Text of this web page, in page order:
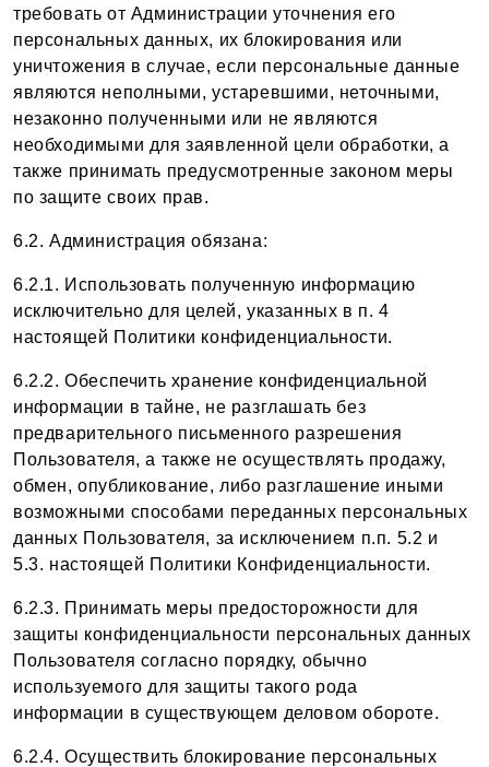
требовать от Администрации уточнения его
персональных данных, их блокирования или
уничтожения в случае, если персональные данные
являются неполными, устаревшими, неточными,
незаконно полученными или не являются
необходимыми для заявленной цели обработки, а
также принимать предусмотренные законом меры
по защите своих прав.
6.2. Администрация обязана:
6.2.1. Использовать полученную информацию
исключительно для целей, указанных в п. 4
настоящей Политики конфиденциальности.
6.2.2. Обеспечить хранение конфиденциальной
информации в тайне, не разглашать без
предварительного письменного разрешения
Пользователя, а также не осуществлять продажу,
обмен, опубликование, либо разглашение иными
возможными способами переданных персональных
данных Пользователя, за исключением п.п. 5.2 и
5.3. настоящей Политики Конфиденциальности.
6.2.3. Принимать меры предосторожности для
защиты конфиденциальности персональных данных
Пользователя согласно порядку, обычно
используемого для защиты такого рода
информации в существующем деловом обороте.
6.2.4. Осуществить блокирование персональных